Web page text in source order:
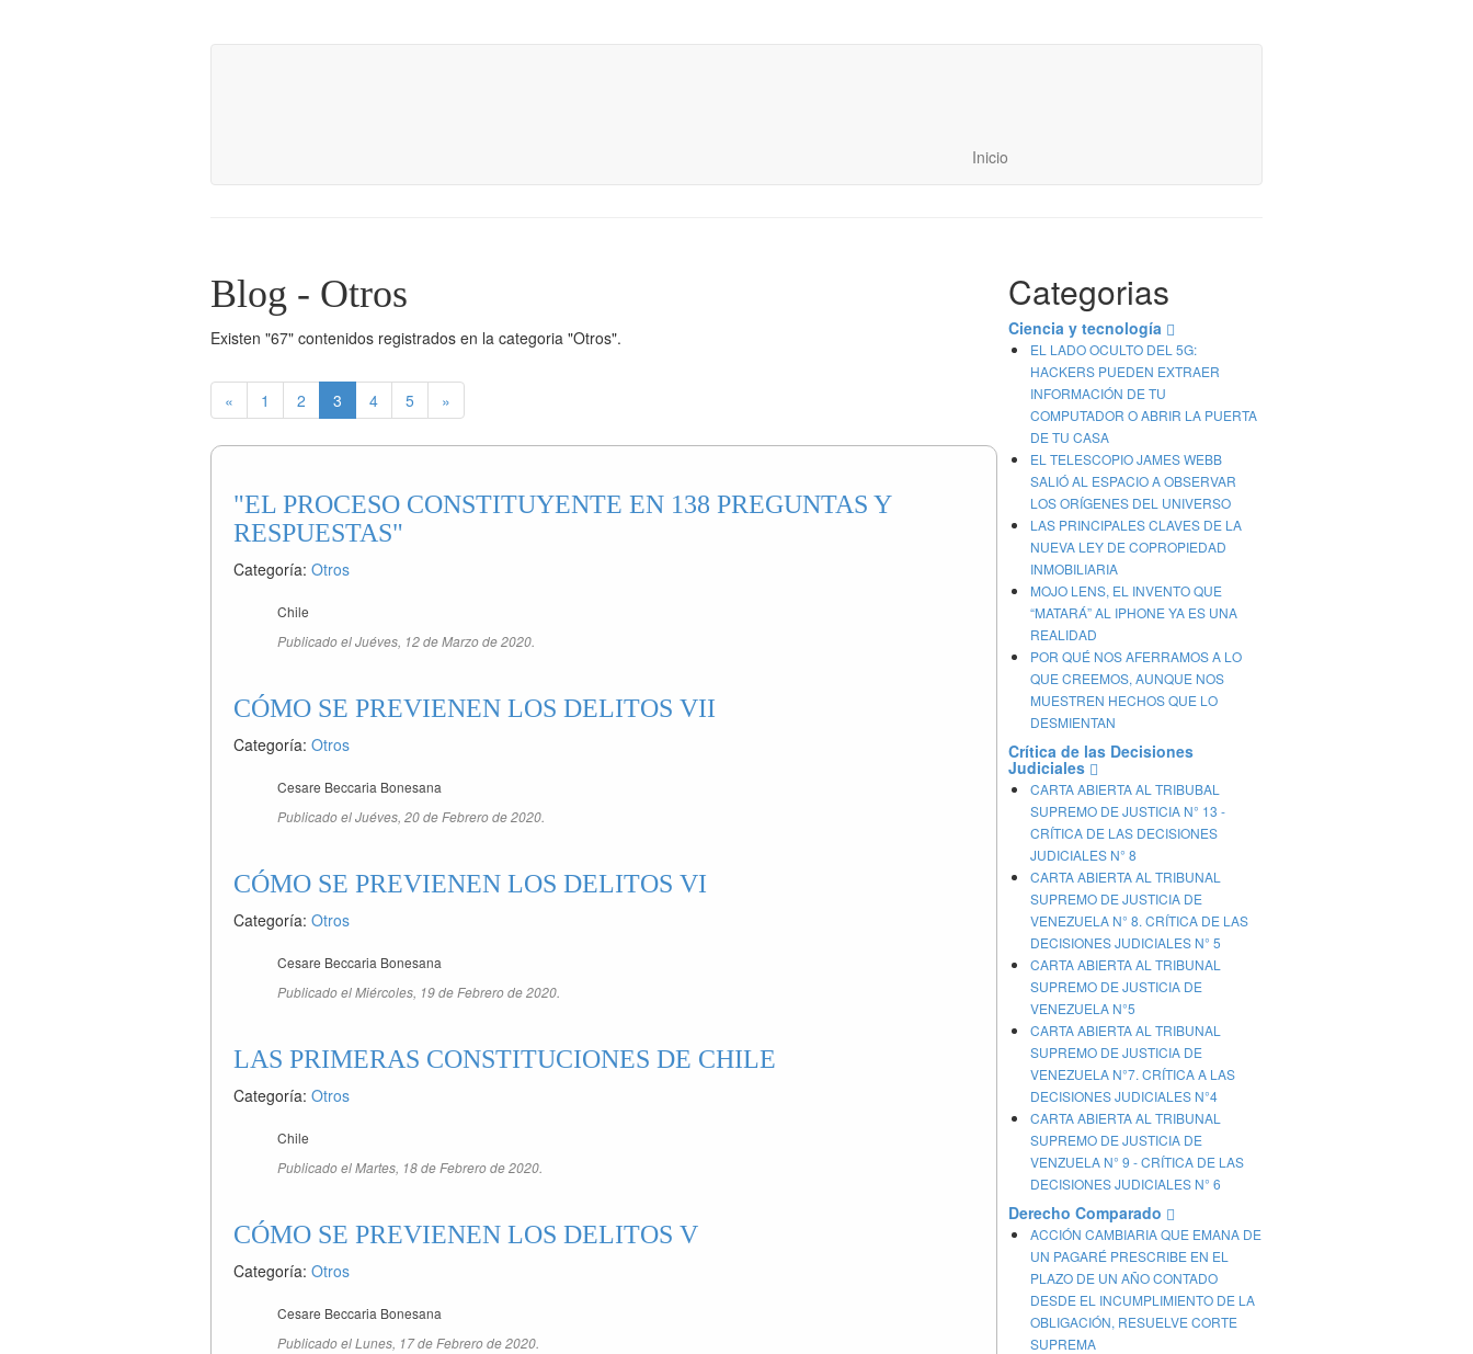
Inicio
Blog - Otros
Existen "67" contenidos registrados en la categoria "Otros".
« 1 2 3 4 5 »
"EL PROCESO CONSTITUYENTE EN 138 PREGUNTAS Y
RESPUESTAS"
Categoría: Otros
Chile
Publicado el Juéves, 12 de Marzo de 2020.
CÓMO SE PREVIENEN LOS DELITOS VII
Categoría: Otros
Cesare Beccaria Bonesana
Publicado el Juéves, 20 de Febrero de 2020.
CÓMO SE PREVIENEN LOS DELITOS VI
Categoría: Otros
Cesare Beccaria Bonesana
Publicado el Miércoles, 19 de Febrero de 2020.
LAS PRIMERAS CONSTITUCIONES DE CHILE
Categoría: Otros
Chile
Publicado el Martes, 18 de Febrero de 2020.
CÓMO SE PREVIENEN LOS DELITOS V
Categoría: Otros
Cesare Beccaria Bonesana
Publicado el Lunes, 17 de Febrero de 2020.
Categorias
Ciencia y tecnología
EL LADO OCULTO DEL 5G:
HACKERS PUEDEN EXTRAER
INFORMACIÓN DE TU
COMPUTADOR O ABRIR LA PUERTA
DE TU CASA
EL TELESCOPIO JAMES WEBB
SALIÓ AL ESPACIO A OBSERVAR
LOS ORÍGENES DEL UNIVERSO
LAS PRINCIPALES CLAVES DE LA
NUEVA LEY DE COPROPIEDAD
INMOBILIARIA
MOJO LENS, EL INVENTO QUE
“MATARÁ” AL IPHONE YA ES UNA
REALIDAD
POR QUÉ NOS AFERRAMOS A LO
QUE CREEMOS, AUNQUE NOS
MUESTREN HECHOS QUE LO
DESMIENTAN
Crítica de las Decisiones
Judiciales
CARTA ABIERTA AL TRIBUBAL
SUPREMO DE JUSTICIA N° 13 -
CRÍTICA DE LAS DECISIONES
JUDICIALES N° 8
CARTA ABIERTA AL TRIBUNAL
SUPREMO DE JUSTICIA DE
VENEZUELA N° 8. CRÍTICA DE LAS
DECISIONES JUDICIALES N° 5
CARTA ABIERTA AL TRIBUNAL
SUPREMO DE JUSTICIA DE
VENEZUELA N°5
CARTA ABIERTA AL TRIBUNAL
SUPREMO DE JUSTICIA DE
VENEZUELA N°7. CRÍTICA A LAS
DECISIONES JUDICIALES N°4
CARTA ABIERTA AL TRIBUNAL
SUPREMO DE JUSTICIA DE
VENZUELA N° 9 - CRÍTICA DE LAS
DECISIONES JUDICIALES N° 6
Derecho Comparado
ACCIÓN CAMBIARIA QUE EMANA DE
UN PAGARÉ PRESCRIBE EN EL
PLAZO DE UN AÑO CONTADO
DESDE EL INCUMPLIMIENTO DE LA
OBLIGACIÓN, RESUELVE CORTE
SUPREMA